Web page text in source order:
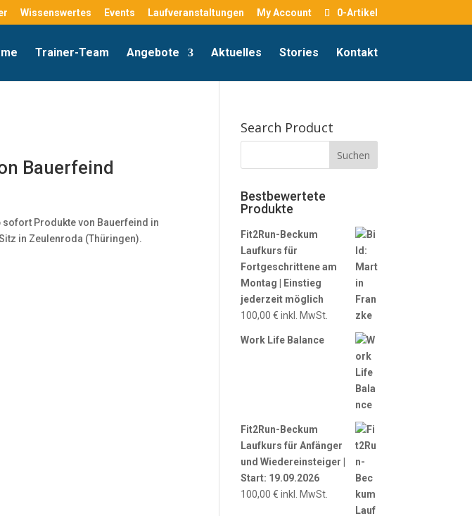
Wissenswertes Events Laufveranstaltungen My Account 0-Artikel
Trainer-Team Angebote Aktuelles Stories Kontakt
Bauerfeind
sofort Produkte von Bauerfeind in
in Zeulenroda (Thüringen).
Search Product
Bestbewertete
Produkte
Fit2Run-Beckum
Laufkurs für
Fortgeschrittene am
Montag | Einstieg
jederzeit möglich
100,00€ inkl. MwSt.
Work Life Balance
Fit2Run-Beckum
Laufkurs für Anfänger
und Wiedereinsteiger |
Start: 19.09.2026
100,00€ inkl. MwSt.